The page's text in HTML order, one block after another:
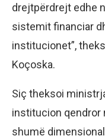
drejtpërdrejt edhe
sistemit financiar
institucionet”,
Koçoska.
Siç theksoi
institucion qendror
shumë